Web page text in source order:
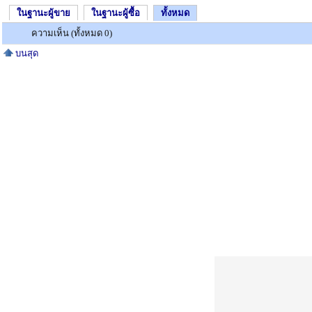
ในฐานะผู้ขาย ในฐานะผู้ซื้อ
ทั้งหมด
ความเห็น (ทั้งหมด 0)
บนสุด